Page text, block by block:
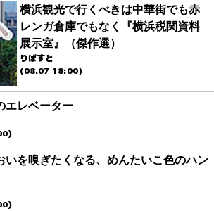
横浜観光で行くべきは中華街でも赤
レンガ倉庫でもなく『横浜税関資料
展示室』（傑作選）
りばすと
(08.07 18:00)
エレベーター
いを嗅ぎたくなる、めんたいこ色のハン